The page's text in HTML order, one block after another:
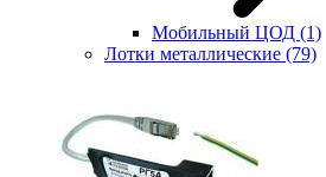
Мобильный ЦОД (1)
Лотки металлические (79)